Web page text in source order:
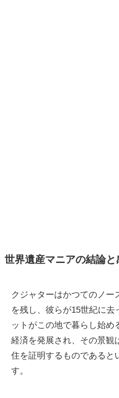
世界遺産マニアの結論と
クジャターはかつてのノー
を残し、彼らが15世紀に去
ットがこの地で暮らし始め
経済を発展され、その景観
住を証明するものであると
す。